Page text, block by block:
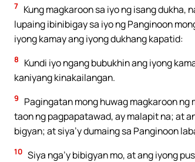
7 Kung magkaroon sa iyo ng isang dukha,
lupaing ibinibigay sa iyo ng Panginoon
iyong kamay ang iyong dukhang kapatid:
8
Kundi iyo ngang bubukhin ang iyong
kaniyang kinakailangan.
9
Pagingatan mong huwag magkaroon ng
taon ng pagpapatawad, ay malapit na; at
bigyan; at siya’y dumaing sa Panginoon
10 Siya nga’y bibigyan mo, at ang iyong